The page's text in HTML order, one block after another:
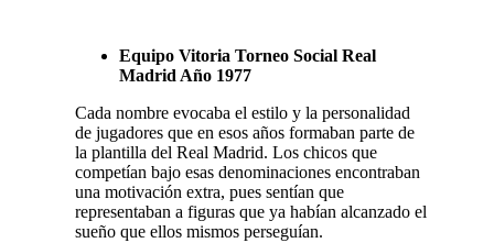
Equipo Vitoria Torneo Social Real
Madrid Año 1977
Cada nombre evocaba el estilo y la personalidad
de jugadores que en esos años formaban parte de
la plantilla del Real Madrid. Los chicos que
competían bajo esas denominaciones encontraban
una motivación extra, pues sentían que
representaban a figuras que ya habían alcanzado el
sueño que ellos mismos perseguían.